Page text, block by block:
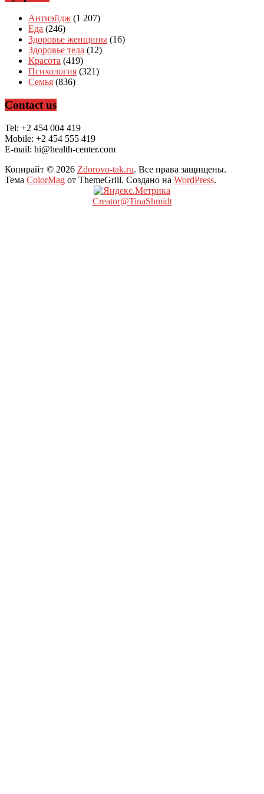
Антиэйдж (1 207)
Еда (246)
Здоровье женщины (16)
Здоровье тела (12)
Красота (419)
Психология (321)
Семья (836)
Contact us
Tel: +2 454 004 419
Mobile: +2 454 555 419
E-mail: hi@health-center.com
Копирайт © 2026 Zdorovo-tak.ru. Все права защищены.
Тема ColorMag от ThemeGrill. Создано на WordPress.
Creator@TinaShmidt